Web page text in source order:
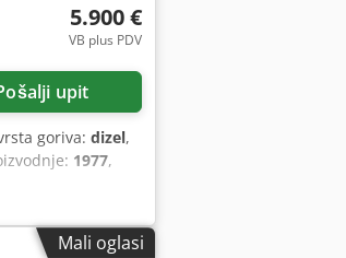
5.900 €
VB plus PDV
upit
goriva: dizel,
1977,
Mali oglasi